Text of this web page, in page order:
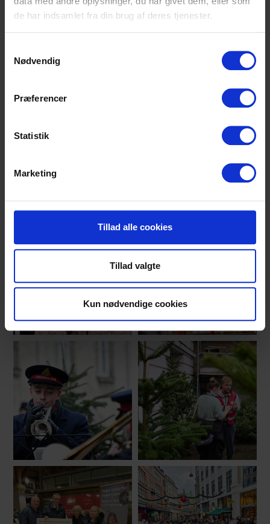
de har indsamlet fra din brug af deres tjenester.
Nødvendig
Præferencer
Statistik
Marketing
Tillad alle cookies
Tillad valgte
Kun nødvendige cookies